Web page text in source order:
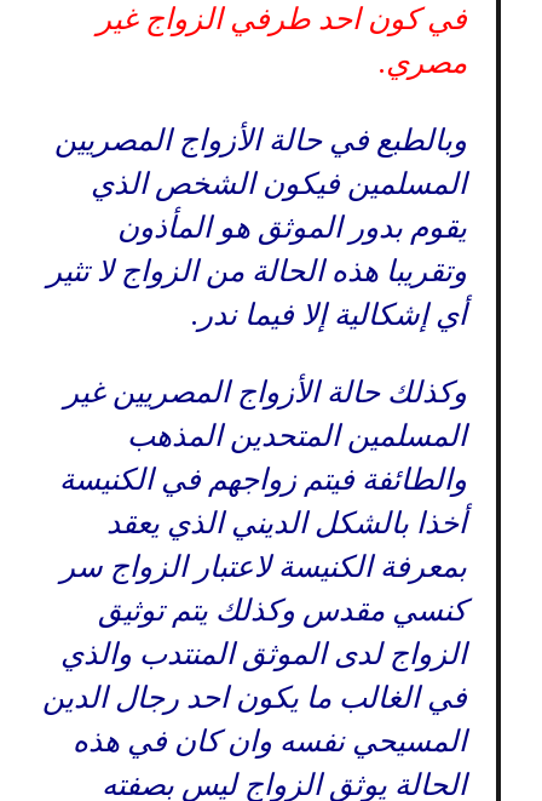
في كون احد طرفي الزواج غير
مصري.
وبالطبع في حالة الأزواج المصريين
المسلمين فيكون الشخص الذي
يقوم بدور الموثق هو المأذون
وتقريبا هذه الحالة من الزواج لا تثير
أي إشكالية إلا فيما ندر.
وكذلك حالة الأزواج المصريين غير
المسلمين المتحدين المذهب
والطائفة فيتم زواجهم في الكنيسة
أخذا بالشكل الديني الذي يعقد
بمعرفة الكنيسة لاعتبار الزواج سر
كنسي مقدس وكذلك يتم توثيق
الزواج لدى الموثق المنتدب والذي
في الغالب ما يكون احد رجال الدين
المسيحي نفسه وان كان في هذه
الحالة يوثق الزواج ليس بصفته